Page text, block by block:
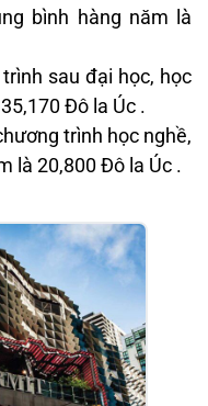
bình hàng năm là
sau đại học, học
Đô la Úc .
trình học nghề,
là 20,800 Đô la Úc .